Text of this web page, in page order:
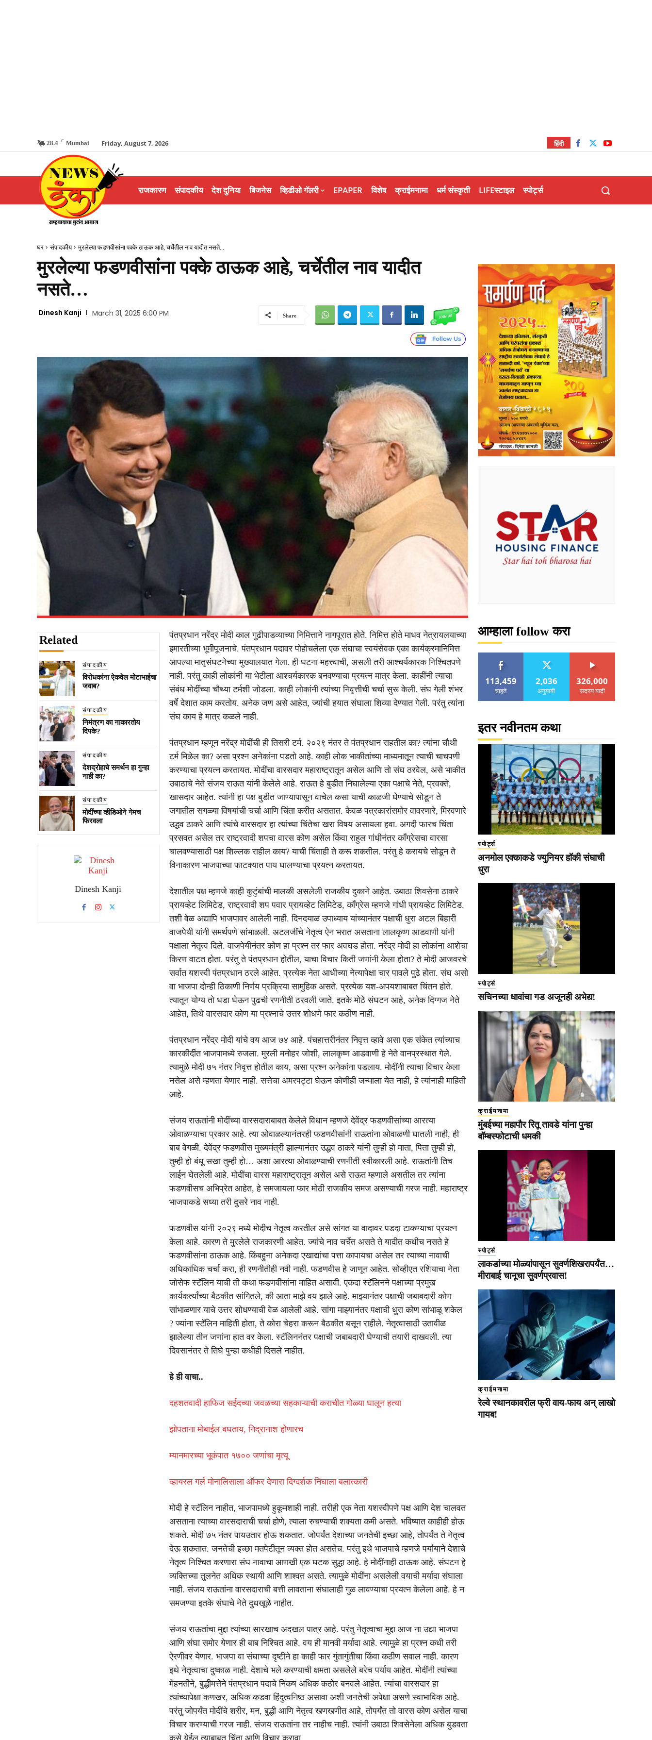
28.4 C Mumbai Friday, August 7, 2026 हिंदी
राजकारण संपादकीय देश दुनिया बिजनेस व्हिडीओ गॅलरी EPAPER विशेष क्राईमनामा धर्म संस्कृती LIFEस्टाइल स्पोर्ट्स
घर संपादकीय मुरलेल्या फडणवीसांना पक्के ठाऊक आहे, चर्चेतील नाव यादीत नसते...
मुरलेल्या फडणवीसांना पक्के ठाऊक आहे, चर्चेतील नाव यादीत
नसते…
Dinesh Kanji March 31, 2025 6:00 PM Share
Related
संपादकीय
विरोधकांना ऐकवेल मोटाभाईचा
जवाब?
संपादकीय
निमंत्रण का नाकारतोय
दिपके?
संपादकीय
देशद्रोहाचे समर्थन हा गुन्हा
नाही का?
संपादकीय
मोदींच्या व्हीडिओने गेमच
फिरवला
Dinesh Kanji
पंतप्रधान नरेंद्र मोदी काल गुढीपाडव्याच्या निमित्ताने नागपूरात होते. निमित्त होते माधव नेत्रायलयाच्या
इमारतीच्या भूमीपूजनाचे. पंतप्रधान पदावर पोहोचलेला एक संघाचा स्वयंसेवक एका कार्यक्रमानिमित्त
आपल्या मातृसंघटनेच्या मुख्यालयात गेला. ही घटना महत्त्वाची, असली तरी आश्चर्यकारक निश्चितपणे
नाही. परंतु काही लोकांनी या भेटीला आश्चर्यकारक बनवण्याचा प्रयत्न मात्र केला. काहींनी त्याचा
संबंध मोदींच्या चौथ्या टर्मशी जोडला. काही लोकांनी त्यांच्या निवृत्तीची चर्चा सुरू केली. संघ गेली शंभर
वर्षे देशात काम करतोय. अनेक जण असे आहेत, ज्यांची हयात संघाला शिव्या देण्यात गेली. परंतु त्यांना
संघ काय हे मात्र कळले नाही.
पंतप्रधान म्हणून नरेंद्र मोदींची ही तिसरी टर्म. २०२९ नंतर ते पंतप्रधान राहतील का? त्यांना चौथी
टर्म मिळेल का? असा प्रश्न अनेकांना पडतो आहे. काही लोक भाकीतांच्या माध्यमातून त्याची चाचपणी
करण्याचा प्रयत्न करतायत. मोदींचा वारसदार महाराष्ट्रातून असेल आणि तो संघ ठरवेल, असे भाकीत
उबाठाचे नेते संजय राऊत यांनी केलेले आहे. राऊत हे बुडीत निघालेल्या एका पक्षाचे नेते, प्रवक्ते,
खासदार आहेत. त्यांनी हा पक्ष बुडीत जाण्यापासून वाचेल कसा याची काळजी घेण्याचे सोडून ते
जगातील सगळ्या विषयांची चर्चा आणि चिंता करीत असतात. केवळ पत्रकारांसमोर वावरणारे, मिरवणारे
उद्धव ठाकरे आणि त्यांचे वारसदार हा त्यांच्या चिंतेचा खरा विषय असायला हवा. अगदी फारच चिंता
प्रसवत असेल तर राष्ट्रवादी शपचा वारस कोण असेल किंवा राहुल गांधीनंतर काँग्रेसचा वारसा
चालवण्यासाठी पक्ष शिल्लक राहील काय? याची चिंताही ते करू शकतील. परंतु हे करायचे सोडून ते
विनाकारण भाजपाच्या फाटक्यात पाय घालण्याचा प्रयत्न करतायत.
देशातील पक्ष म्हणजे काही कुटुंबांची मालकी असलेली राजकीय दुकाने आहेत. उबाठा शिवसेना ठाकरे
प्रायव्हेट लिमिटेड, राष्ट्रवादी शप पवार प्रायव्हेट लिमिटेड, काँग्रेस म्हणजे गांधी प्रायव्हेट लिमिटेड.
तशी वेळ अद्यापि भाजपावर आलेली नाही. दिनदयाळ उपाध्याय यांच्यानंतर पक्षाची धुरा अटल बिहारी
वाजपेयी यांनी समर्थपणे सांभाळली. अटलजींचे नेतृत्व ऐन भरात असताना लालकृष्ण आडवाणी यांनी
पक्षाला नेतृत्व दिले. वाजपेयीनंतर कोण हा प्रश्न तर फार अवघड होता. नरेंद्र मोदी हा लोकांना आशेचा
किरण वाटत होता. परंतु ते पंतप्रधान होतील, याचा विचार किती जणांनी केला होता? ते मोदी आजवरचे
सर्वात यशस्वी पंतप्रधान ठरले आहेत. प्रत्येक नेता आधीच्या नेत्यापेक्षा चार पावले पुढे होता. संघ असो
वा भाजपा दोन्ही ठिकाणी निर्णय प्रक्रिया सामुहिक असते. प्रत्येक यश-अपयशाबाबत चिंतन होते.
त्यातून योग्य तो धडा घेऊन पुढची रणनीती ठरवली जाते. इतके मोठे संघटन आहे, अनेक दिग्गज नेते
आहेत, तिथे वारसदार कोण या प्रश्नाचे उत्तर शोधणे फार कठीण नाही.
पंतप्रधान नरेंद्र मोदी यांचे वय आज ७४ आहे. पंचहात्तरीनंतर निवृत्त व्हावे असा एक संकेत त्यांच्याच
कारकीर्दीत भाजपामध्ये रुजला. मुरली मनोहर जोशी, लालकृष्ण आडवाणी हे नेते वानप्रस्थात गेले.
त्यामुळे मोदी ७५ नंतर निवृत्त होतील काय, असा प्रश्न अनेकांना पडलाय. मोदींनी त्याचा विचार केला
नसेल असे म्हणता येणार नाही. सत्तेचा अमरपट्टा घेऊन कोणीही जन्माला येत नाही, हे त्यांनाही माहिती
आहे.
संजय राऊतांनी मोदींच्या वारसदाराबाबत केलेले विधान म्हणजे देवेंद्र फडणवीसांच्या आरत्या
ओवाळण्याचा प्रकार आहे. त्या ओवाळल्यानंतरही फडणवीसांनी राऊतांना ओवाळणी घातली नाही, ही
बाब वेगळी. देवेंद्र फडणवीस मुख्यमंत्री झाल्यानंतर उद्धव ठाकरे यांनी तुम्ही हो माता, पिता तुम्ही हो,
तुम्ही हो बंधू सखा तुम्ही हो… अशा आरत्या ओवाळण्याची रणनीती स्वीकारली आहे. राऊतांनी तिच
लाईन घेतलेली आहे. मोदींचा वारस महाराष्ट्रातून असेल असे राऊत म्हणाले असतील तर त्यांना
फडणवीसच अभिप्रेत आहेत, हे समजायला फार मोठी राजकीय समज असण्याची गरज नाही. महाराष्ट्र
भाजपाकडे सध्या तरी दुसरे नाव नाही.
फडणवीस यांनी २०२९ मध्ये मोदीच नेतृत्व करतील असे सांगत या वादावर पडदा टाकण्याचा प्रयत्न
केला आहे. कारण ते मुरलेले राजकारणी आहेत. ज्यांचे नाव चर्चेत असते ते यादीत कधीच नसते हे
फडणवीसांना ठाऊक आहे. किंबहुना अनेकदा एखाद्यांचा पत्ता कापायचा असेल तर त्याच्या नावाची
अधिकाधिक चर्चा करा, ही रणनीतीही नवी नाही. फडणवीस हे जाणून आहेत. सोव्हीएत रशियाचा नेता
जोसेफ स्टॅलिन याची ती कथा फडणवीसांना माहित असावी. एकदा स्टॅलिनने पक्षाच्या प्रमुख
कार्यकर्त्यांच्या बैठकीत सांगितले, की आता माझे वय झाले आहे. माझ्यानंतर पक्षाची जबाबदारी कोण
सांभाळणार याचे उत्तर शोधण्याची वेळ आलेली आहे. सांगा माझ्यानंतर पक्षाची धुरा कोण सांभाळू शकेल
? ज्यांना स्टॅलिन माहिती होता, ते कोरा चेहरा करून बैठकीत बसून राहीले. नेतृत्वासाठी उतावीळ
झालेल्या तीन जणांना हात वर केला. स्टॅलिननंतर पक्षाची जबाबदारी घेण्याची तयारी दाखवली. त्या
दिवसानंतर ते तिघे पुन्हा कधीही दिसले नाहीत.
हे ही वाचा..
दहशतवादी हाफिज सईदच्या जवळच्या सहकाऱ्याची कराचीत गोळ्या घालून हत्या
झोपताना मोबाईल बघताय, निद्रानाश होणारच
म्यानमारच्या भूकंपात १७०० जणांचा मृत्यू
व्हायरल गर्ल मोनालिसाला ऑफर देणारा दिग्दर्शक निघाला बलात्कारी
मोदी हे स्टॅलिन नाहीत, भाजपामध्ये हुकूमशाही नाही. तरीही एक नेता यशस्वीपणे पक्ष आणि देश चालवत
असताना त्याच्या वारसदाराची चर्चा होणे, त्याला रुचण्याची शक्यता कमी असते. भविष्यात काहीही होऊ
शकते. मोदी ७५ नंतर पायउतार होऊ शकतात. जोपर्यंत देशाच्या जनतेची इच्छा आहे, तोपर्यंत ते नेतृत्व
देऊ शकतात. जनतेची इच्छा मतपेटीतून व्यक्त होत असतेच. परंतु इथे भाजपाचे म्हणजे पर्यायाने देशाचे
नेतृत्व निश्चित करणारा संघ नावाचा आणखी एक घटक सुद्धा आहे. हे मोदींनाही ठाऊक आहे. संघटन हे
व्यक्तिच्या तुलनेत अधिक स्थायी आणि शाश्वत असते. त्यामुळे मोदींना असलेली वयाची मर्यादा संघाला
नाही. संजय राऊतांना वारसदाराची बत्ती लावताना संघालाही गुळ लावण्याचा प्रयत्न केलेला आहे. हे न
समजण्या इतके संघाचे नेते दुधखूळे नाहीत.
संजय राऊतांचा मुद्दा त्यांच्या सारखाच अदखल पात्र आहे. परंतु नेतृत्वाचा मुद्दा आज ना उद्या भाजपा
आणि संघा समोर येणार ही बाब निश्चित आहे. वय ही मानवी मर्यादा आहे. त्यामुळे हा प्रश्न कधी तरी
ऐरणीवर येणार. भाजपा वा संघाच्या दृष्टीने हा काही फार गुंतागुंतीचा किंवा कठीण सवाल नाही. कारण
इथे नेतृत्वाचा दुष्काळ नाही. देशाचे भले करण्याची क्षमता असलेले बरेच पर्याय आहेत. मोदींनी त्यांच्या
मेहनतीने, बुद्धीमत्तेने पंतप्रधान पदाचे निकष अधिक कठोर बनवले आहेत. त्यांचा वारसदार हा
त्यांच्यापेक्षा कणखर, अधिक कडवा हिंदुत्वनिष्ठ असावा अशी जनतेची अपेक्षा असणे स्वाभाविक आहे.
परंतु जोपर्यंत मोदींचे शरीर, मन, बुद्धी आणि नेतृत्व खणखणीत आहे, तोपर्यंत तो वारस कोण असेल याचा
विचार करण्याची गरज नाही. संजय राऊतांना तर नाहीच नाही. त्यांनी उबाठा शिवसेनेला अधिक बुडवता
कसे येईल त्याबाबत चिंता आणि विचार करावा.
आम्हाला follow करा
113,459
चाहते
2,036
अनुयायी
326,000
सदस्य यादी
इतर नवीनतम कथा
स्पोर्ट्स
अनमोल एक्काकडे ज्युनियर हॉकी संघाची
धुरा
स्पोर्ट्स
सचिनच्या धावांचा गड अजूनही अभेद्य!
क्राईमनामा
मुंबईच्या महापौर रितू तावडे यांना पुन्हा
बॉम्बस्फोटाची धमकी
स्पोर्ट्स
लाकडांच्या मोळ्यांपासून सुवर्णशिखरापर्यंत…
मीराबाई चानूचा सुवर्णप्रवास!
क्राईमनामा
रेल्वे स्थानकावरील फ्री वाय-फाय अन् लाखो
गायब!